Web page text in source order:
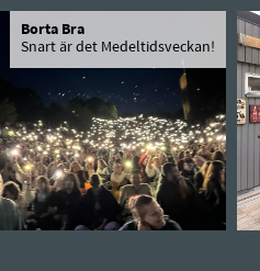
Borta Bra
Snart är det Medeltidsveckan!